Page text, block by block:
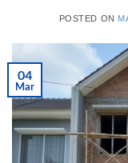
POSTED ON
04
Mar